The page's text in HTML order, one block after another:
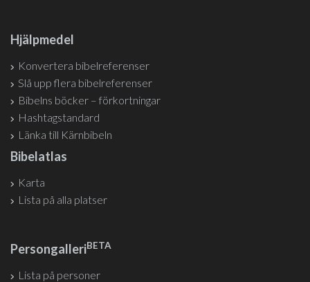
Hjälpmedel
Konvertera bibelreferenser
Slå upp flera bibelreferenser
Bibelns böcker – förkortningar
Hashtagstandard
Länka till Kärnbibeln
Bibelatlas
Karta
Lista på alla platser
PersongalleriBETA
Lista på personer